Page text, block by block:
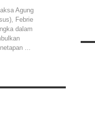
Agung
Febrie
dalam
...